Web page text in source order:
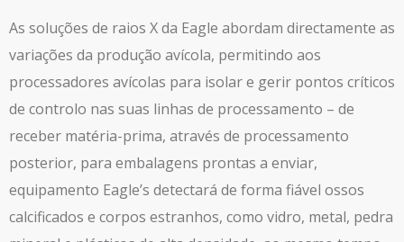
As soluções de raios X da Eagle abordam directamente as
variações da produção avícola, permitindo aos
processadores avícolas para isolar e gerir pontos críticos
de controlo nas suas linhas de processamento – de
receber matéria-prima, através de processamento
posterior, para embalagens prontas a enviar,
equipamento Eagle’s detectará de forma fiável ossos
calcificados e corpos estranhos, como vidro, metal, pedra